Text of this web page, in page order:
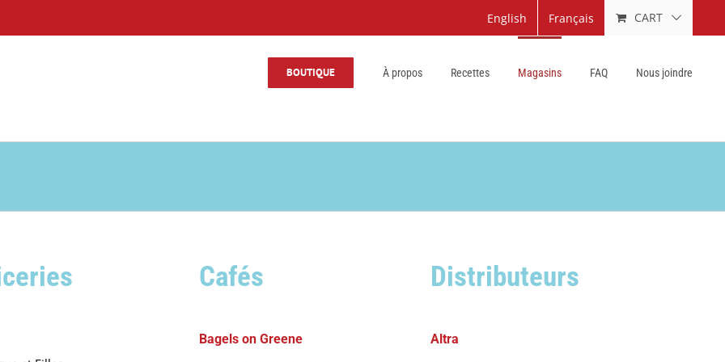
English Français CART
BOUTIQUE À propos Recettes Magasins FAQ Nous joindre
Cafés
Bagels on Greene
Distributeurs
Altra